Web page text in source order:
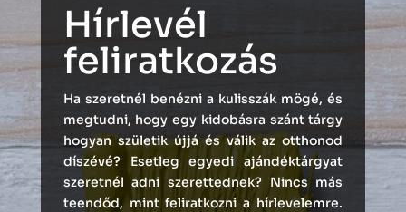
Hírlevél
feliratkozás
Ha szeretnél benézni a kulisszák mögé, és
megtudni, hogy egy kidobásra szánt tárgy
hogyan születik újjá és válik az otthonod
díszévé? Esetleg egyedi ajándéktárgyat
szeretnél adni szerettednek? Nincs más
teendőd, mint feliratkozni a hírlevelemre.